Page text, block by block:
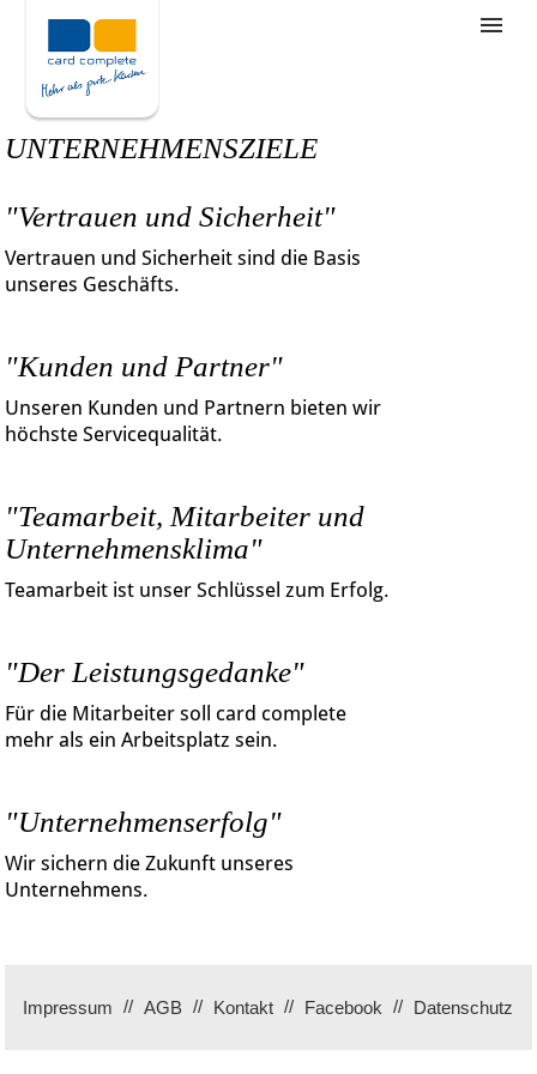
Stellenangebote
Unternehmensziele
Wie bewerbe ich mich
UNTERNEHMENSZIELE
"Vertrauen und Sicherheit"
Vertrauen und Sicherheit sind die Basis
unseres Geschäfts.
"Kunden und Partner"
Unseren Kunden und Partnern bieten wir
höchste Servicequalität.
"Teamarbeit, Mitarbeiter und
Unternehmensklima"
Teamarbeit ist unser Schlüssel zum Erfolg.
"Der Leistungsgedanke"
Für die Mitarbeiter soll card complete
mehr als ein Arbeitsplatz sein.
"Unternehmenserfolg"
Wir sichern die Zukunft unseres
Unternehmens.
Impressum AGB Kontakt Facebook Datenschutz